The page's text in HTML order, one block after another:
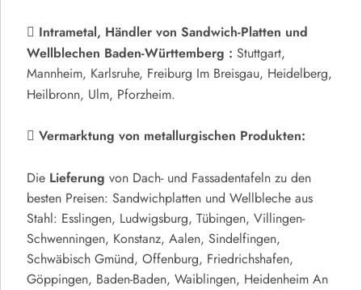
Intrametal, Händler von Sandwich-Platten und
Wellblechen Baden-Württemberg : Stuttgart,
Mannheim, Karlsruhe, Freiburg Im Breisgau, Heidelberg,
Heilbronn, Ulm, Pforzheim.
Vermarktung von metallurgischen Produkten:
Die Lieferung von Dach- und Fassadentafeln zu den
besten Preisen: Sandwichplatten und Wellbleche aus
Stahl: Esslingen, Ludwigsburg, Tübingen, Villingen-
Schwenningen, Konstanz, Aalen, Sindelfingen,
Schwäbisch Gmünd, Offenburg, Friedrichshafen,
Göppingen, Baden-Baden, Waiblingen, Heidenheim An